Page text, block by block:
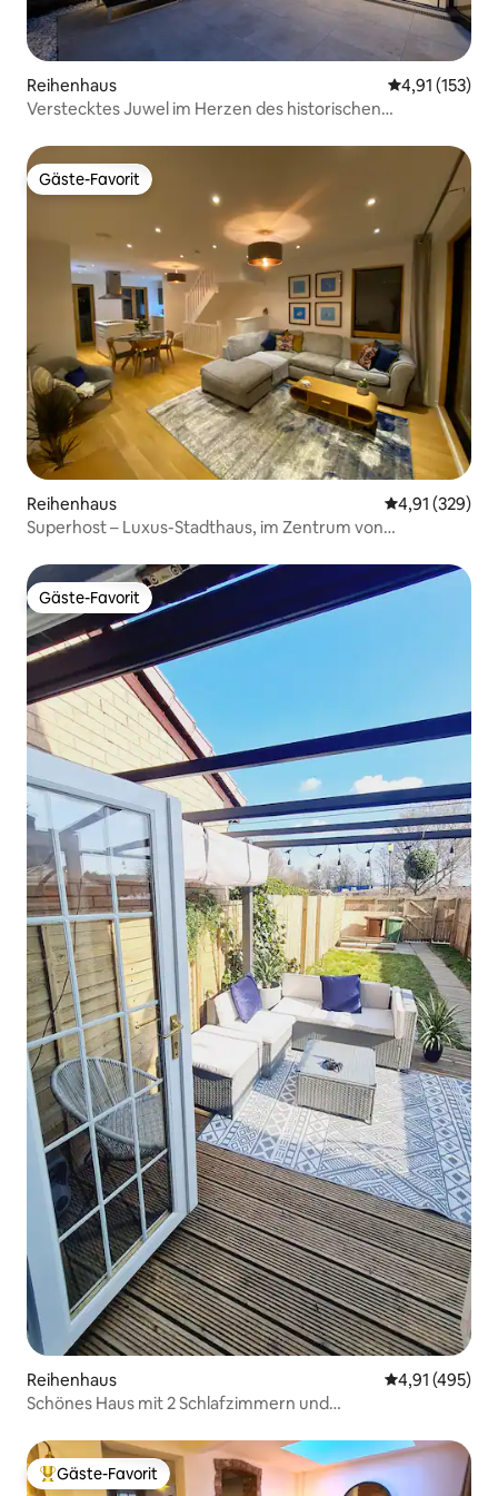
Reihenhaus
4,91 (153)
Verstecktes Juwel im Herzen des historischen
Gäste-Favorit
Gäste-Favorit
Reihenhaus
4,91 (329)
Superhost – Luxus-Stadthaus, im Zentrum von
Gäste-Favorit
Gäste-Favorit
Reihenhaus
4,91 (495)
Schönes Haus mit 2 Schlafzimmern und
Beliebter Gäste-Favorit.
Gäste-Favorit